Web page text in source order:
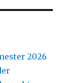
2026